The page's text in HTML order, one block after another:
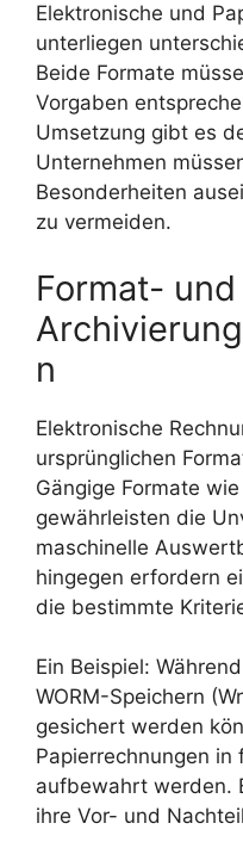
Elektronische und
unterliegen
Beide Formate
Vorgaben
Umsetzung gibt es
Unternehmen
Besonderheiten
zu vermeiden.
Format- und
n
Elektronische
ursprünglichen
Gängige Formate
gewährleisten die
maschinelle
hingegen erfordern
die bestimmte
Ein Beispiel:
WORM-Speichern
gesichert werden
Papierrechnungen
aufbewahrt werden.
ihre Vor- und